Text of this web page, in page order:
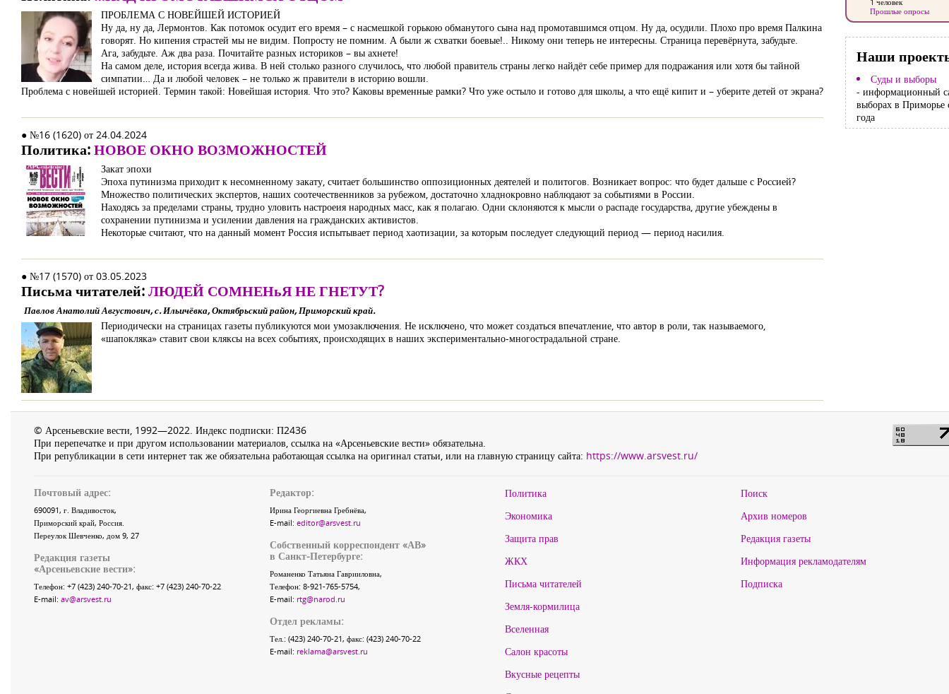
ПРОБЛЕМА С НОВЕЙШЕЙ ИСТОРИЕЙ
Ну да, ну да, Лермонтов. Как потомок осудит его время – с насмешкой горькою обманутого сына над промотавшимся отцом. Ну да, осудили. Плохо про время Палкина
говорят. Но кипения страстей мы не видим. Попросту не помним. А были ж схватки боевые!.. Никому они теперь не интересны. Страница перевёрнута, забудьте.
Ага, забудьте. Аж два раза. Почитайте разных историков – вы ахнете!
На самом деле, история всегда жива. В ней столько разного случилось, что любой правитель страны легко найдёт себе пример для подражания или хотя бы тайной
симпатии… Да и любой человек – не только ж правители в историю вошли.
Проблема с новейшей историей. Термин такой: Новейшая история. Что это? Каковы временные рамки? Что уже остыло и готово для школы, а что ещё кипит и – уберите детей от экрана?
● №16 (1620) от 24.04.2024
Политика:НОВОЕ ОКНО ВОЗМОЖНОСТЕЙ
Закат эпохи
Эпоха путинизма приходит к несомненному закату, считает большинство оппозиционных деятелей и политогов. Возникает вопрос: что будет дальше с Россией?
Множество политических экспертов, наших соотечественников за рубежом, достаточно хладнокровно наблюдают за событиями в России.
Находясь за пределами страны, трудно уловить настроеия народных масс, как я полагаю. Одни склоняются к мысли о распаде государства, другие убеждены в
сохранении путинизма и усилении давления на гражданских активистов.
Некоторые считают, что на данный момент Россия испытывает период хаотизации, за которым последует следующий период — период насилия.
● №17 (1570) от 03.05.2023
Письма читателей:ЛЮДЕЙ СОМНЕНьЯ НЕ ГНЕТУТ?
Павлов Анатолий Августович, с. Ильичёвка, Октябрьский район, Приморский край.
Периодически на страницах газеты публикуются мои умозаключения. Не исключено, что может создаться впечатление, что автор в роли, так называемого,
«шапокляка» ставит свои кляксы на всех событиях, происходящих в наших экспериментально-многострадальной стране.
Прошлые опросы
Наши
Суды и выборы
- информационный
выборах в Приморье
года
© Арсеньевские вести, 1992—2022. Индекс подписки: П2436
При перепечатке и при другом использовании материалов, ссылка на «Арсеньевские вести» обязательна.
При републикации в сети интернет так же обязательна работающая ссылка на оригинал статьи, или на главную страницу сайта: https://www.arsvest.ru/
Почтовый адрес:
690091, г. Владивосток,
Приморский край, Россия.
Переулок Шевченко, дом 9, 27
Редакция газеты
«Арсеньевские вести»:
Телефон: +7 (423) 240-70-21, факс: +7 (423) 240-70-22
E-mail: av@arsvest.ru
Редактор:
Ирина Георгиевна Гребнёва,
E-mail: editor@arsvest.ru
Собственный корреспондент «АВ»
в Санкт-Петербурге:
Романенко Татьяна Гаврииловна,
Телефон: 8-921-765-5754,
E-mail: rtg@narod.ru
Отдел рекламы:
Тел.: (423) 240-70-21, факс: (423) 240-70-22
E-mail: reklama@arsvest.ru
Политика
Экономика
Защита прав
ЖКХ
Письма читателей
Земля-кормилица
Вселенная
Салон красоты
Вкусные рецепты
Поиск
Архив номеров
Редакция газеты
Информация рекламодателям
Подписка